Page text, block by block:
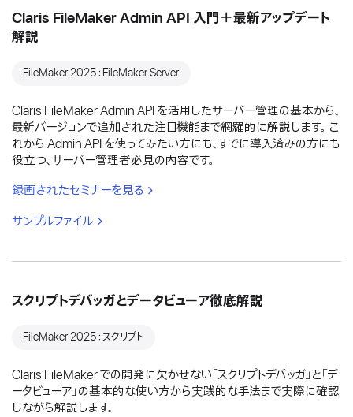
Claris FileMaker Admin API 入門＋最新アップデート
解説
FileMaker 2025：FileMaker Server
Claris FileMaker Admin API を活用したサーバー管理の基本から、
最新バージョンで追加された注目機能まで網羅的に解説します。 こ
れから Admin API を使ってみたい方にも、すでに導入済みの方にも
役立つ、サーバー管理者必見の内容です。
録画されたセミナーを見る
サンプルファイル
スクリプトデバッガとデータビューア徹底解説
FileMaker 2025：スクリプト
Claris FileMaker での開発に欠かせない「スクリプトデバッガ」と「デ
ータビューア」の基本的な使い方から実践的な手法まで実際に確認
しながら解説します。